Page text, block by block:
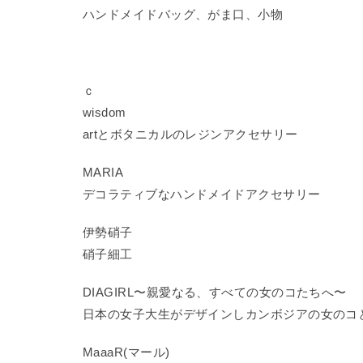
ハンドメイドバッグ、がま口、小物
ｃ
wisdom
artとボタニカルのレジンアクセサリー
MARIA
デコラティブなハンドメイドアクセサリー
伊勢硝子
硝子細工
DIAGIRL〜親愛なる、すべての女のコたちへ〜
日本の女子大生がデザインしカンボジアの女の
MaaaR(マール)